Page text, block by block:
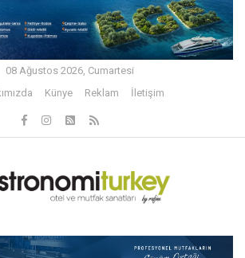
08 Ağustos 2026, Cumartesi
Künye Reklam İletişim